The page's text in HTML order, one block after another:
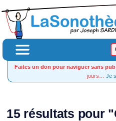
Faites un don pour naviguer sans pub
jours… Je
15 résultats pour